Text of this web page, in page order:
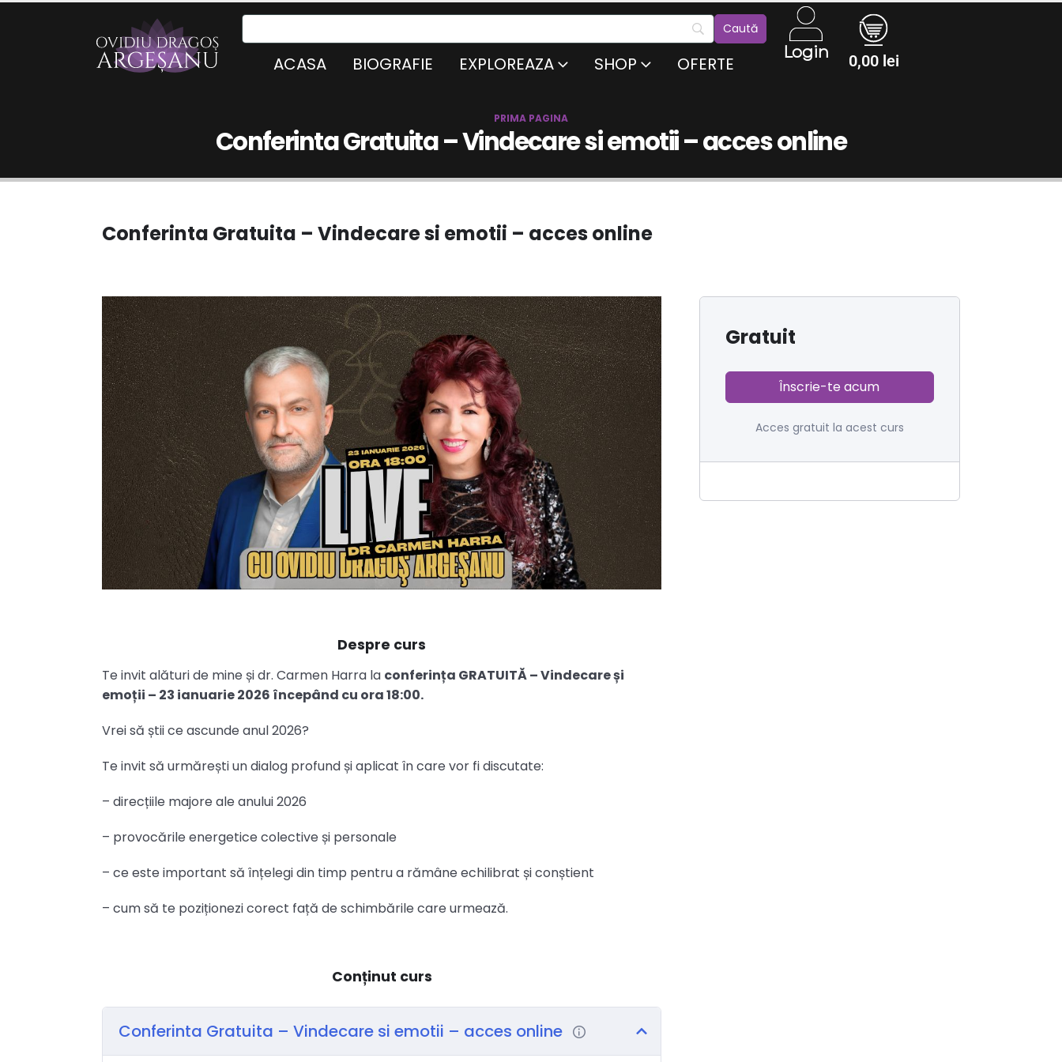
ACASA BIOGRAFIE EXPLOREAZA SHOP OFERTE
Login 0,00 lei
PRIMA PAGINA
Conferinta Gratuita – Vindecare si emotii – acces online
Conferinta Gratuita – Vindecare si emotii – acces online
Despre curs
Te invit alături de mine și dr. Carmen Harra la conferința GRATUITĂ – Vindecare și
emoții – 23 ianuarie 2026 începând cu ora 18:00.
Vrei să știi ce ascunde anul 2026?
Te invit să urmărești un dialog profund și aplicat în care vor fi discutate:
– direcțiile majore ale anului 2026
– provocările energetice colective și personale
– ce este important să înțelegi din timp pentru a rămâne echilibrat și conștient
– cum să te poziționezi corect față de schimbările care urmează.
Conținut curs
Conferinta Gratuita – Vindecare si emotii – acces online
Gratuit
Înscrie-te acum
Acces gratuit la acest curs